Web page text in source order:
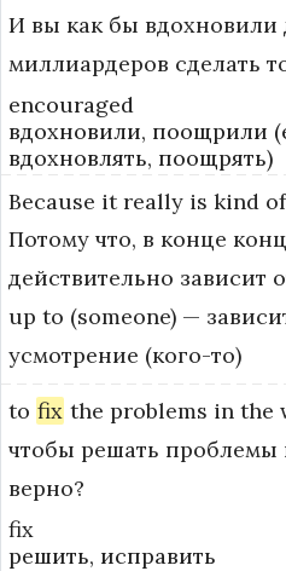
И вы как бы вдохновили
миллиардеров сделать
encouraged
вдохновили, поощрили
вдохновлять, поощрять)
Because it really is kind of
Потому что, в конце
действительно зависит
up to (someone) —
усмотрение (кого-то)
to fix the problems in the
чтобы решать проблемы
верно?
fix
решить, исправить